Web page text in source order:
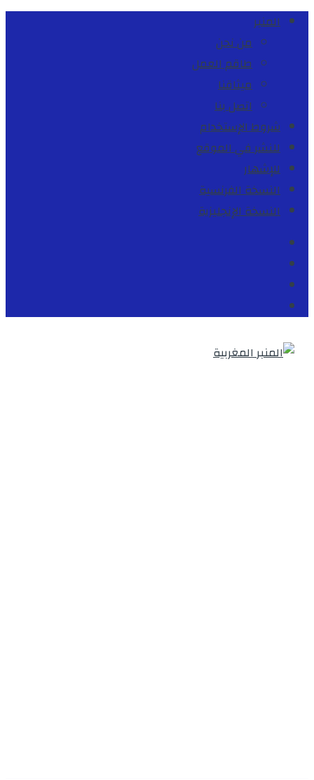
المنبر
من نحن
طاقم العمل
ميثاقنا
اتصل بنا
شروط الإستخدام
للنشر في الموقع
للإشهار
النسخة الفرنسية
النسخة الإنجليزية